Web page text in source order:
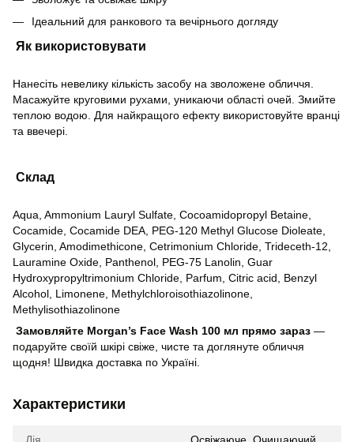
Ідеальний для ранкового та вечірнього догляду
Як використовувати
Нанесіть невелику кількість засобу на зволожене обличчя.
Масажуйте круговими рухами, уникаючи області очей. Змийте
теплою водою. Для найкращого ефекту використовуйте вранці
та ввечері.
Склад
Aqua, Ammonium Lauryl Sulfate, Cocoamidopropyl Betaine,
Cocamide, Cocamide DEA, PEG-120 Methyl Glucose Dioleate,
Glycerin, Amodimethicone, Cetrimonium Chloride, Trideceth-12,
Lauramine Oxide, Panthenol, PEG-75 Lanolin, Guar
Hydroxypropyltrimonium Chloride, Parfum, Citric acid, Benzyl
Alcohol, Limonene, Methylchloroisothiazolinone,
Methylisothiazolinone
Замовляйте Morgan’s Face Wash 100 мл прямо зараз —
подаруйте своїй шкірі свіже, чисте та доглянуте обличчя
щодня! Швидка доставка по Україні.
Характеристики